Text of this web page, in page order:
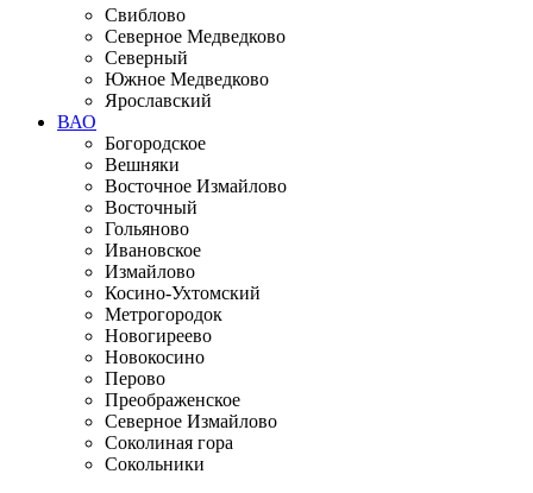
Свиблово
Северное Медведково
Северный
Южное Медведково
Ярославский
ВАО
Богородское
Вешняки
Восточное Измайлово
Восточный
Гольяново
Ивановское
Измайлово
Косино-Ухтомский
Метрогородок
Новогиреево
Новокосино
Перово
Преображенское
Северное Измайлово
Соколиная гора
Сокольники